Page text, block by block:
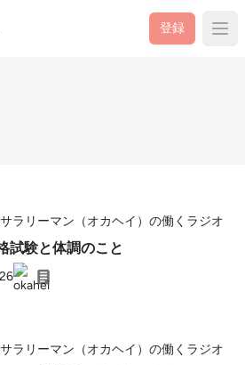
登録
ラリーマン（オカヘイ）の働くラジオ
試験と体調のこと
ラリーマン（オカヘイ）の働くラジオ